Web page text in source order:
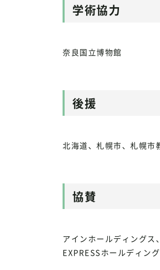
学術協力
奈良国立博物館
後援
北海道、札幌市、札幌市
協賛
アインホールディング
EXPRESSホールディン